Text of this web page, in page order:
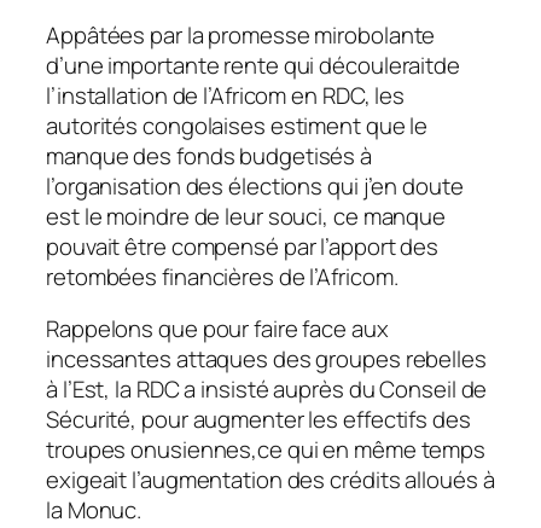
Appâtées par la promesse mirobolante
d’une importante rente qui découleraitde
l’installation de l’Africom en RDC, les
autorités congolaises estiment que le
manque des fonds budgetisés à
l’organisation des élections qui j’en doute
est le moindre de leur souci, ce manque
pouvait être compensé par l’apport des
retombées financières de l’Africom.
Rappelons que pour faire face aux
incessantes attaques des groupes rebelles
à l’Est, la RDC a insisté auprès du Conseil de
Sécurité, pour augmenter les effectifs des
troupes onusiennes,ce qui en même temps
exigeait l’augmentation des crédits alloués à
la Monuc.